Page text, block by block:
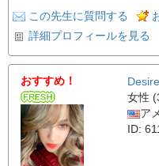
この先生に質問する
詳細プロフィールを見る
おすすめ！
女性
ア
ID: